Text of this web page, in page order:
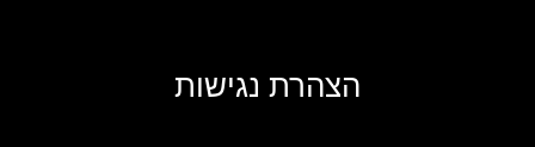
הצהרת נגישות